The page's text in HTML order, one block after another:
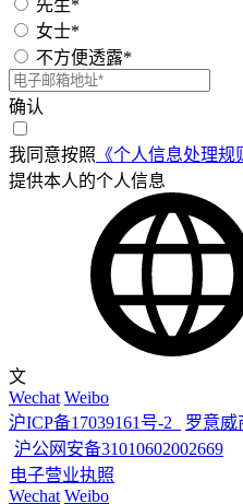
先生*
女士*
不方便透露*
确认
我同意按照 《个人信息处理规
提供本人的个人信息
文
Wechat Weibo
沪ICP备17039161号-2
罗意威
沪公网安备31010602002669
电子营业执照
Wechat Weibo